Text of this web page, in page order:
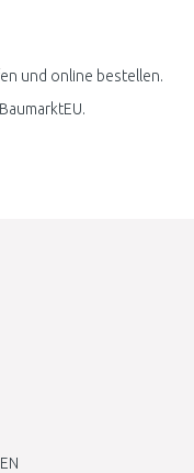
und online bestellen.